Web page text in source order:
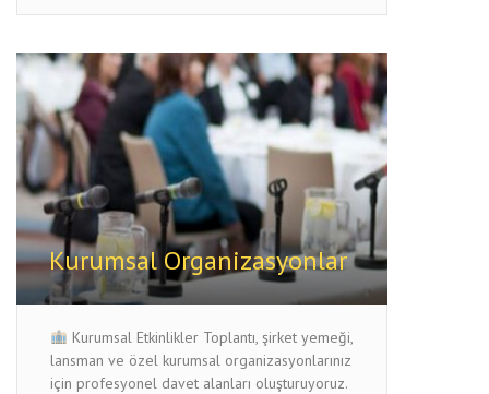
Kurumsal Organizasyonlar
Kurumsal Etkinlikler Toplantı, şirket yemeği,
lansman ve özel kurumsal organizasyonlarınız
için profesyonel davet alanları oluşturuyoruz.